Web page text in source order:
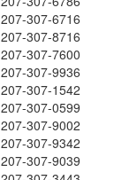
207-307-6716
207-307-8716
207-307-7600
207-307-9936
207-307-1542
207-307-0599
207-307-9002
207-307-9342
207-307-9039